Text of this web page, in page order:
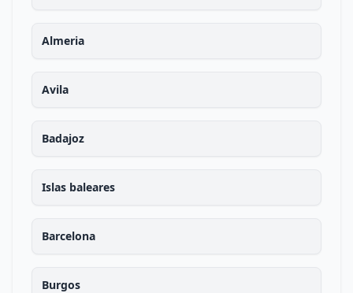
Almeria
Avila
Badajoz
Islas baleares
Barcelona
Burgos